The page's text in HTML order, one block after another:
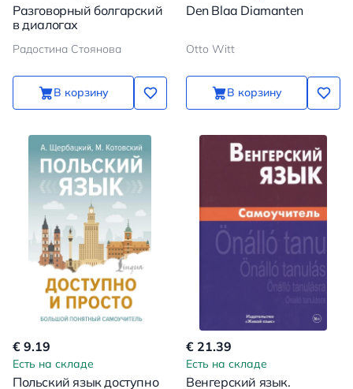
Разговорный болгарский
в диалогах
Радостина Стоянова
В корзину
Den Blaa Diamanten
Otto Witt
В корзину
€ 9.19
Есть на складе
Польский язык доступно
€ 21.39
Есть на складе
Венгерский язык.